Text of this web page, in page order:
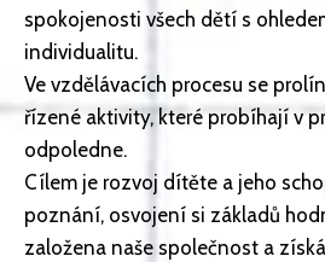
spokojenosti všech dětí s
individualitu.
Ve vzdělávacích procesu se
řízené aktivity, které probíhají v
odpoledne.
Cílem je rozvoj dítěte a jeho
poznání, osvojení si základů
založena naše společnost a